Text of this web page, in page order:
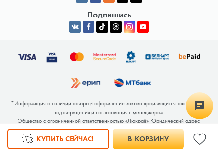
В КОРЗИНУ
КУПИТЬ СЕЙЧАС!
Подпишись
*Информация о наличии товара и оформление заказа производится только после
подтверждения и согласования с менеджером.
Общество с ограниченной ответственностью «Люкрай» Юридический адрес:
220062, г. Минск, ул. Тимирязева, дом 123, корп. 2, оф. 367/2 Почтовый адрес:
220062, г. Минск, ул. Тимирязева, дом 123, корп. 2, оф. 367/2 УНП 691764371
Интернет-магазин зарегистрирован в Торговом реестре РБ под номером 768117 от